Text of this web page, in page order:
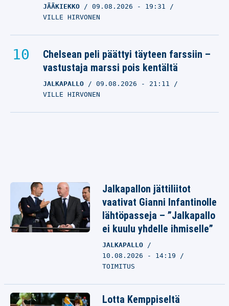
JÄÄKIEKKO 09.08.2026 - 19:31
VILLE HIRVONEN
Chelsean peli päättyi täyteen farssiin –
vastustaja marssi pois kentältä
JALKAPALLO 09.08.2026 - 21:11
VILLE HIRVONEN
Jalkapallon jättiliitot
vaativat Gianni Infantinolle
lähtöpasseja – ”Jalkapallo
ei kuulu yhdelle ihmiselle”
JALKAPALLO
10.08.2026 - 14:19
TOIMITUS
Lotta Kemppiseltä